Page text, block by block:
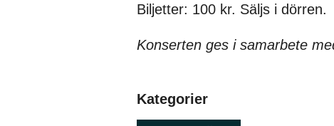
Biljetter: 100 kr. Säljs i dörren.
Konserten ges i samarbete
Kategorier